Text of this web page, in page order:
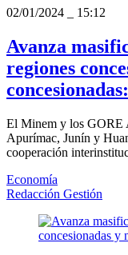
02/01/2024
15:12
Avanza
regiones
El Minem y los GORE
Apurímac, Junín y
cooperación
Economía
Redacción Gestión